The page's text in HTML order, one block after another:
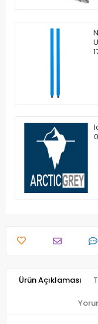
Ürün Açıklaması